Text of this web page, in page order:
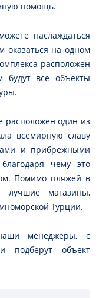
помощь.
наслаждаться
на одном
расположен
будут все объекты
расположен один из
всемирную славу
и прибрежными
чему это
Помимо пляжей в
магазины,
Турции.
менеджеры, с
подберут объект